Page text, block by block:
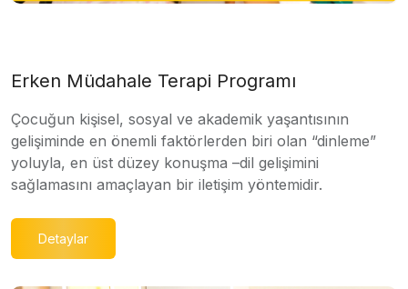
Erken Müdahale Terapi Programı
Çocuğun kişisel, sosyal ve akademik yaşantısının
gelişiminde en önemli faktörlerden biri olan “dinleme”
yoluyla, en üst düzey konuşma –dil gelişimini
sağlamasını amaçlayan bir iletişim yöntemidir.
Detaylar